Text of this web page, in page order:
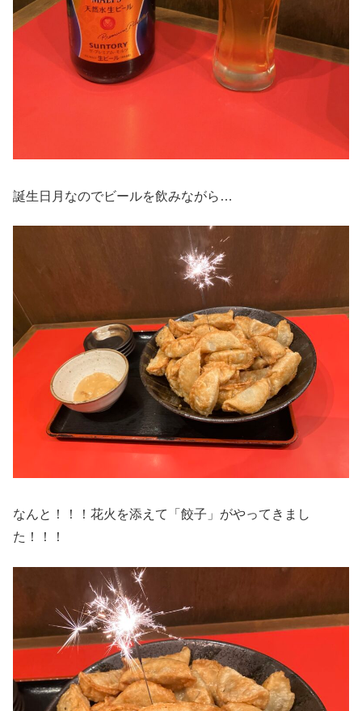
誕生日月なのでビールを飲みながら…
なんと！！！花火を添えて「餃子」がやってきまし
た！！！